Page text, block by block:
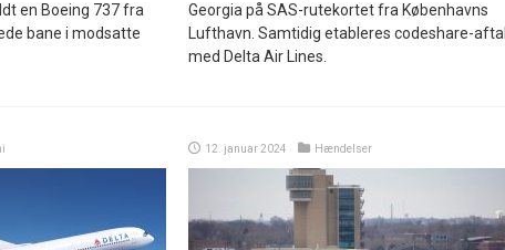
en Boeing 737 fra
bane i modsatte
Georgia på SAS-rutekortet fra Københavns
Lufthavn. Samtidig etableres codeshare-
med Delta Air Lines.
12. januar 2024 Hændelser